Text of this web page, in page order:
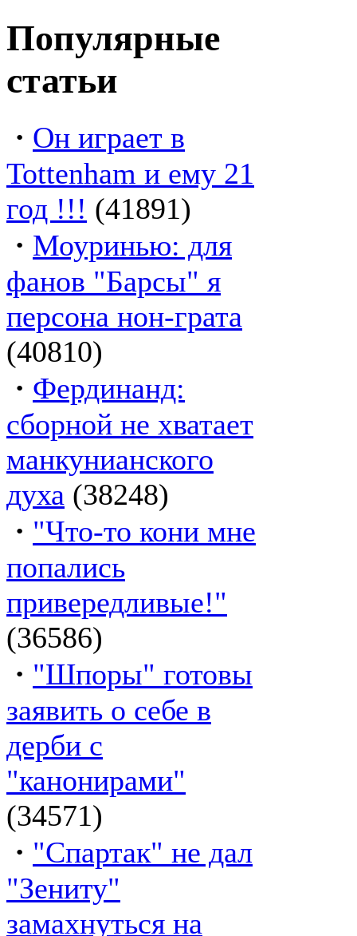
Популярные
статьи
· Он играет в
Tottenham и ему 21
год !!! (41891)
· Моуринью: для
фанов "Барсы" я
персона нон-грата
(40810)
· Фердинанд:
сборной не хватает
манкунианского
духа (38248)
· "Что-то кони мне
попались
привередливые!"
(36586)
· "Шпоры" готовы
заявить о себе в
дерби с
"канонирами"
(34571)
· "Спартак" не дал
"Зениту"
замахнуться на